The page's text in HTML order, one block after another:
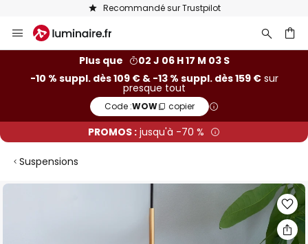
Recommandé sur Trustpilot
Allez
au
Plus que
02 J 06 H 17 M 02 S
-10 % suppl. dès 109 € & -13 % suppl. dès 159 €sur
presque tout
Code :WOW copier
PROMOS : jusqu'à -70 %
Suspensions
Skip